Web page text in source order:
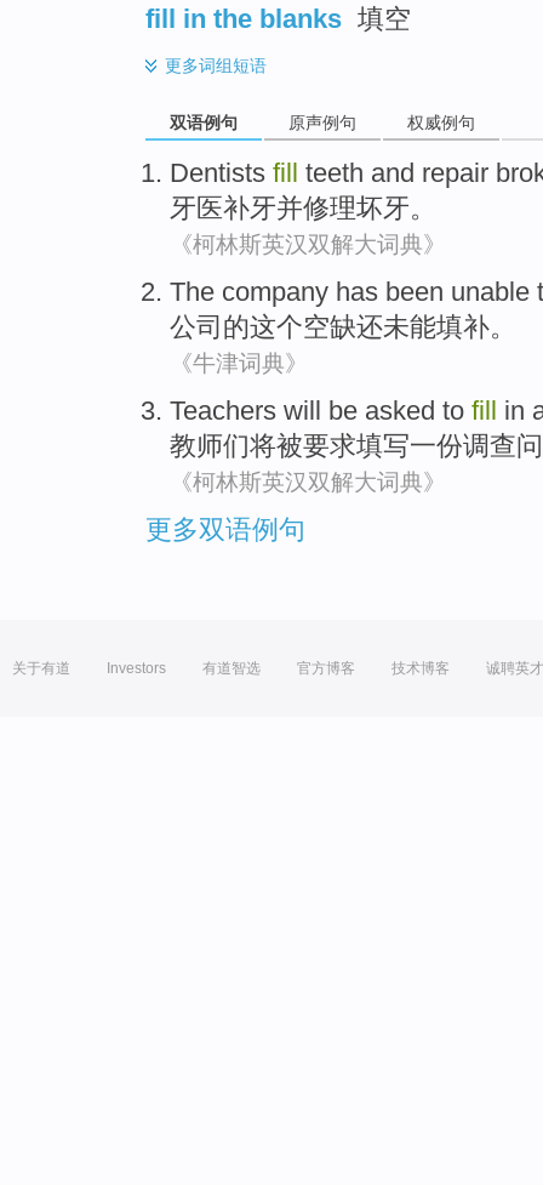
fill in the blanks 填空
更多词组短语
双语例句 原声例句 权威例句
Dentists fill teeth and repair
牙医补牙并修理坏牙。
《柯林斯英汉双解大词典》
The company has been unable
公司 的这个空缺还未能填补。
《牛津词典》
Teachers will be asked to fill in
教师们将被要求填写一份调查
《柯林斯英汉双解大词典》
更多双语例句
关于有道 Investors 有道智选 官方博客 技术博客 诚聘英才